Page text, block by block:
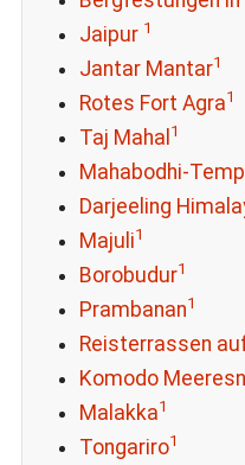
Jaipur 1
Jantar Mantar1
Rotes Fort Agra1
Taj Mahal 1
Mahabodhi-
Darjeeling
Majuli1
Borobudur1
Prambanan1
Reisterrassen
Komodo
Malakka1
Tongariro1